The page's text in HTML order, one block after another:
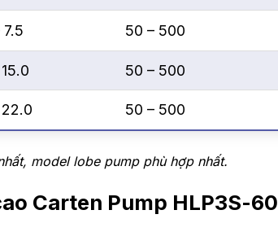
7.5 50 – 500
50 – 500
22.0 50 – 500
model lobe pump phù hợp nhất.
Carten Pump HLP3S-60